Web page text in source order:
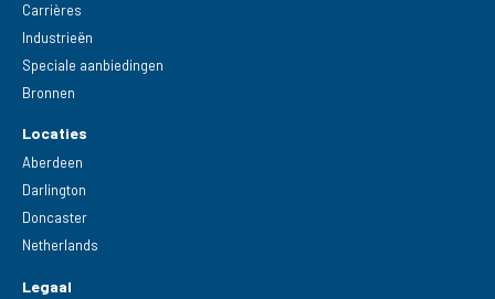
Carrières
Industrieën
Speciale aanbiedingen
Bronnen
Locaties
Aberdeen
Darlington
Doncaster
Netherlands
Legaal